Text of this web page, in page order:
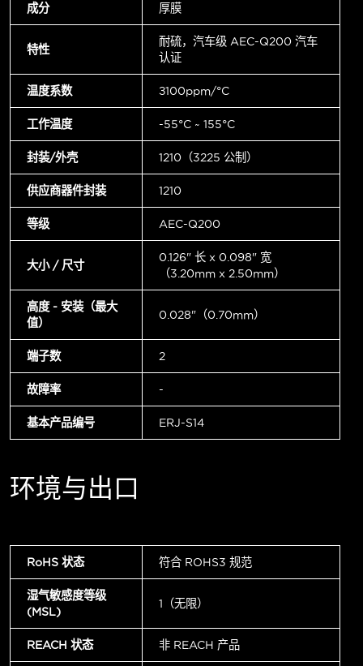
成分 厚膜
特性
耐硫，汽车级 AEC-Q200 汽车
认证
温度系数 ±100ppm/°C
工作温度 -55°C ~ 155°C
封装/外壳 1210（3225 公制）
供应商器件封装 1210
等级 AEC-Q200
大小 / 尺寸
0.126" 长 x 0.098" 宽
（3.20mm x 2.50mm）
高度 - 安装（最大
值）
0.028"（0.70mm）
端子数 2
故障率 -
基本产品编号 ERJ-S14
环境与出口
RoHS 状态 符合 ROHS3 规范
湿气敏感度等级
(MSL)
1（无限）
REACH 状态 非 REACH 产品